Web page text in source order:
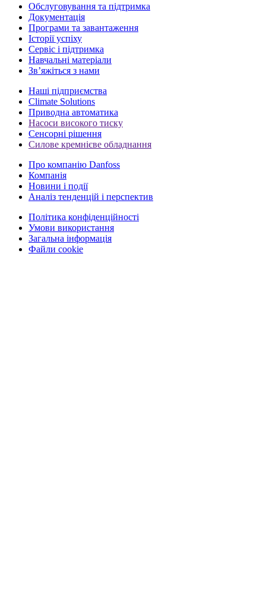
Обслуговування та підтримка
Документація
Програми та завантаження
Історії успіху
Сервіс і підтримка
Навчальні матеріали
Зв’яжіться з нами
Наші підприємства
Climate Solutions
Приводна автоматика
Насоси високого тиску
Сенсорні рішення
Силове кремнієве обладнання
Про компанію Danfoss
Компанія
Новини і події
Аналіз тенденцій і перспектив
Політика конфіденційності
Умови використання
Загальна інформація
Файли cookie